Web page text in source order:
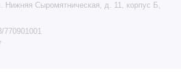
Нижняя Сыромятническая, д. 11, корпус Б,